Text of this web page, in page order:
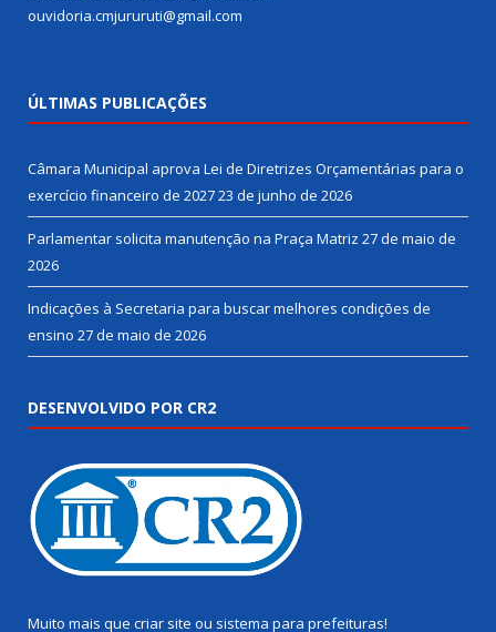
ouvidoria.cmjururuti@gmail.com
ÚLTIMAS PUBLICAÇÕES
Câmara Municipal aprova Lei de Diretrizes Orçamentárias para o
exercício financeiro de 202723 de junho de 2026
Parlamentar solicita manutenção na Praça Matriz 27 de maio de
2026
Indicações à Secretaria para buscar melhores condições de
ensino 27 de maio de 2026
DESENVOLVIDO POR CR2
Muito mais que criar site ou sistema para prefeituras!